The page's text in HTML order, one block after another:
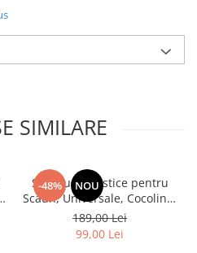
SIMILARE
-48% NOU
Set, Huse Elastice pentru
Scaun, Universale, Cocolino,
6 buc, Gri Descchis
189,00 Lei
99,00 Lei